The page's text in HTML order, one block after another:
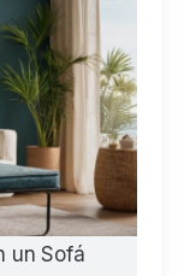
un Sofá